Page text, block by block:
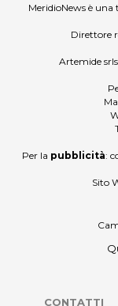
MeridioNews è
Direttore
Artemide
Per la pubblicità:
Sito
CONTATTI